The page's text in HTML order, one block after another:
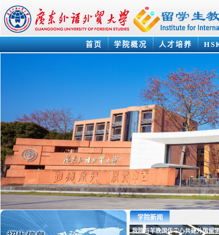
首页 学院概况 人才培养
学院新闻
式圆满落幕 我院与羊晚国传中心共建外国留